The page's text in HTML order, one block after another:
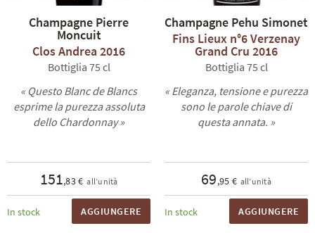
Champagne Pierre
Moncuit
Clos Andrea 2016
Bottiglia 75 cl
« Questo Blanc de Blancs
esprime la purezza assoluta
dello Chardonnay »
151,83 € all’unità
In stock AGGIUNGERE
Champagne Pehu Simonet
Fins Lieux n°6 Verzenay
Grand Cru 2016
Bottiglia 75 cl
« Eleganza, tensione e purezza
sono le parole chiave di
questa annata. »
69,95 € all’unità
In stock AGGIUNGERE